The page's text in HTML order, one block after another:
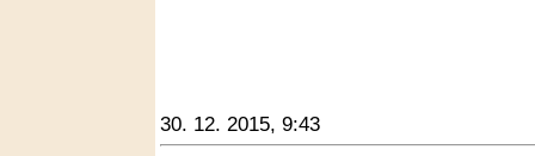
30. 12. 2015, 9:43